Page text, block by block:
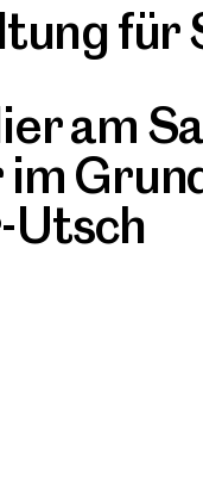
für
am
im
Utsch